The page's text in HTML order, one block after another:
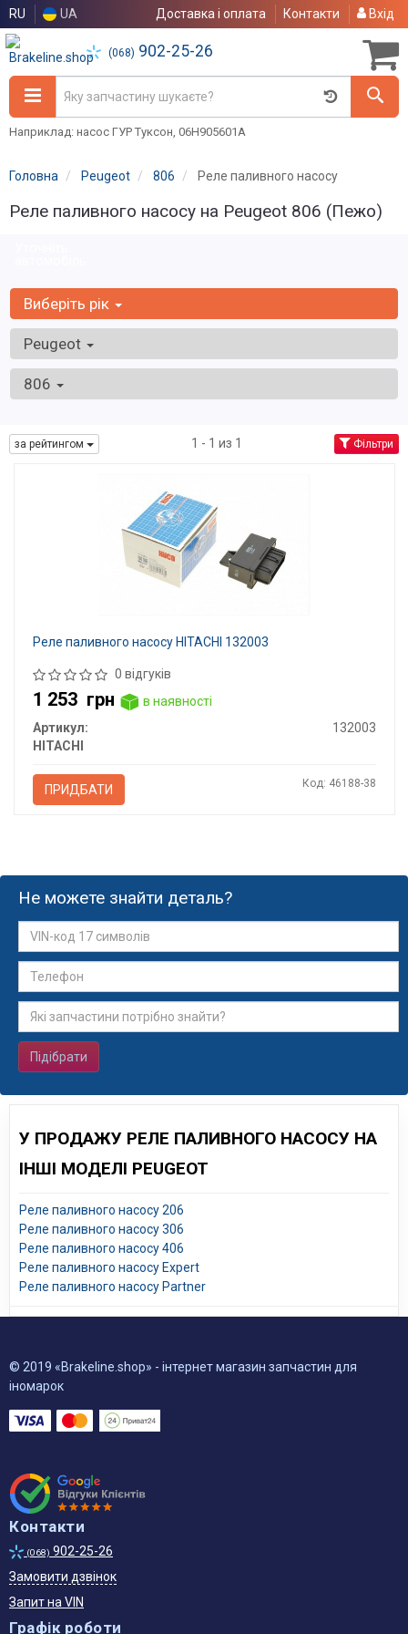
RU UA Доставка і оплата Контакти Вхід
(068) 902-25-26
Наприклад: насос ГУР Туксон, 06H905601A
Головна Peugeot 806 Реле паливного насосу
Реле паливного насосу на Peugeot 806 (Пежо)
Виберіть рік
Peugeot
806
за рейтингом 1 - 1 из 1 Фільтри
Реле паливного насосу HITACHI 132003
0 відгуків
1 253 грн
в наявності
Артикул:
132003
HITACHI
ПРИДБАТИ Код: 46188-38
Не можете знайти деталь?
Підібрати
У ПРОДАЖУ РЕЛЕ ПАЛИВНОГО НАСОСУ НА
ІНШІ МОДЕЛІ PEUGEOT
Реле паливного насосу 206
Реле паливного насосу 306
Реле паливного насосу 406
Реле паливного насосу Expert
Реле паливного насосу Partner
© 2019 «Brakeline.shop» - інтернет магазин запчастин для
іномарок
Контакти
(068) 902-25-26
Замовити дзвінок
Запит на VIN
Графік роботи